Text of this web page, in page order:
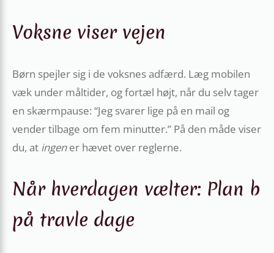
Voksne viser vejen
Børn spejler sig i de voksnes adfærd. Læg mobilen
væk under måltider, og fortæl højt, når du selv tager
en skærm­pause: “Jeg svarer lige på en mail og
vender tilbage om fem minutter.” På den måde viser
du, at ingener hævet over reglerne.
Når hverdagen vælter: Plan b
på travle dage